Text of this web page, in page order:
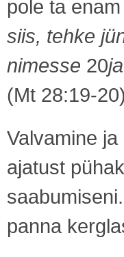
pole ta
siis, tehke
nimesse 20
(Mt 28:19-
Valvamine
ajatust
panna